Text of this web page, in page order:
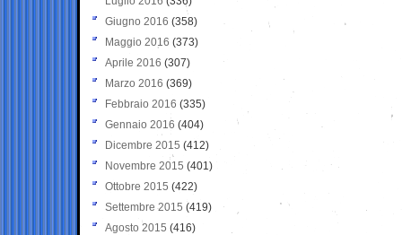
Giugno 2016 (358)
Maggio 2016 (373)
Aprile 2016 (307)
Marzo 2016 (369)
Febbraio 2016 (335)
Gennaio 2016 (404)
Dicembre 2015 (412)
Novembre 2015 (401)
Ottobre 2015 (422)
Settembre 2015 (419)
Agosto 2015 (416)